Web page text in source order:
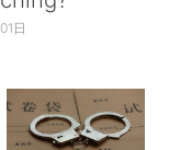
日